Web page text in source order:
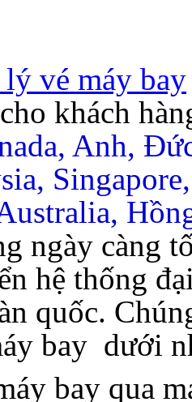
lý vé máy bay
khách
Anh,
ngày càng
hệ thống
quốc.
bay dưới
bay qua